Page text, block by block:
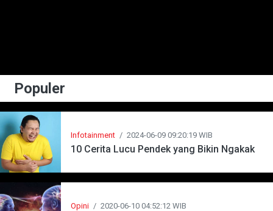
Populer
Infotainment / 2024-06-09 09:20:19 WIB
10 Cerita Lucu Pendek yang Bikin Ngakak
Opini / 2020-06-10 04:52:12 WIB